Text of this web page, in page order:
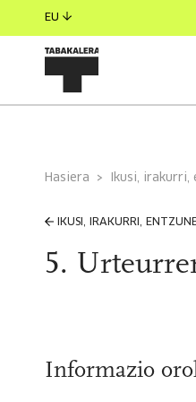
EU
Hasiera Ikusi, irakurri,
IKUSI, IRAKURRI,
5.
Informazio